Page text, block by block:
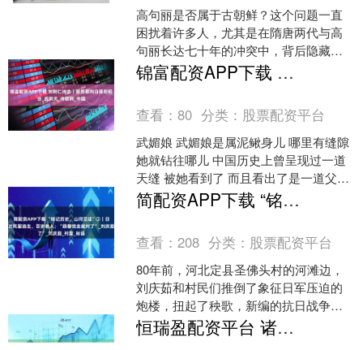
高句丽是否属于古朝鲜？这个问题一直
困扰着许多人，尤其是在隋唐两代与高
句丽长达七十年的冲突中，背后隐藏的
真相却让人大跌眼镜。想象一下，隋炀
帝调动了上百万大军，但最....
锦富配资APP下载 刘树仁诗选｜我羡慕向日葵和稻谷_武则天_诗歌网_中国
查看：80 分类： 股票配资平台
武媚娘 武媚娘是属泥鳅身儿 哪里有缝隙
她就钻往哪儿 中国历史上曾呈现过一道
天缝 被她看到了 而且看出了是一道父子
缝 钻进去的她 就钻出了一个武则天 后世
为她立....
简配资APP下载 “铭记历史，山河见证”②｜日军眼皮下两次死里逃生，百岁老人；“跟着党走就对了”_刘庆茹_村里_标语
查看：208 分类： 股票配资平台
80年前，河北定县圣佛头村的河滩边，
刘庆茹和村民们推倒了象征日军压迫的
炮楼，扭起了秧歌，新编的抗日战争胜
利歌谣随风飘向远方。80年弹指一挥，
当年的热血少女，已是....
恒瑞盈配资平台 诸葛亮一生有2大失误：放了一个该杀的小人，杀了一个该放的大将_刘备_蜀汉_输出